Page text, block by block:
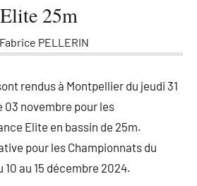
Elite 25m
Fabrice PELLERIN
rendus à Montpellier du jeudi 31
novembre pour les
Elite en bassin de 25m.
pour les Championnats du
10 au 15 décembre 2024.